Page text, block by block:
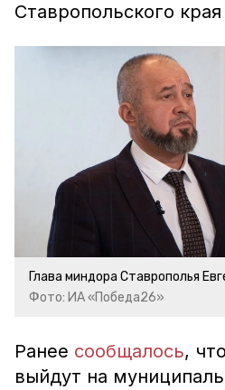
Ставропольского
Глава миндора Ставрополья
Фото: ИА «Победа26»
Ранее сообщалось,
выйдут на